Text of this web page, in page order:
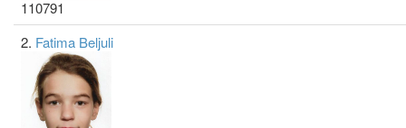
110791
2. Fatima Beljuli